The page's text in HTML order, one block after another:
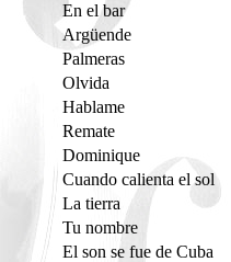
En el bar
Argüende
Palmeras
Olvida
Hablame
Remate
Dominique
Cuando calienta el sol
La tierra
Tu nombre
El son se fue de Cuba